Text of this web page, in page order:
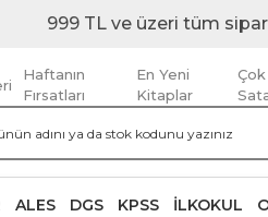
999 TL ve üzeri tüm
Haftanın
Fırsatları
En Yeni
Kitaplar
Çok
ALES DGS KPSS İLKOKUL